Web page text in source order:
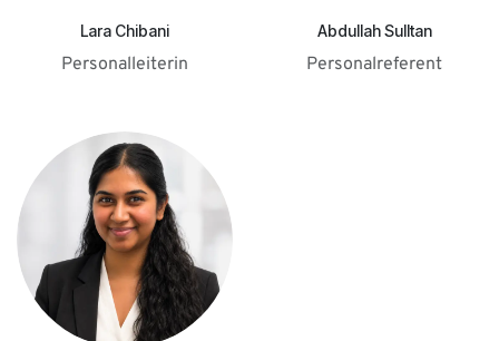
Lara Chibani
Personalleiterin
Abdullah Sulltan
Personalreferent